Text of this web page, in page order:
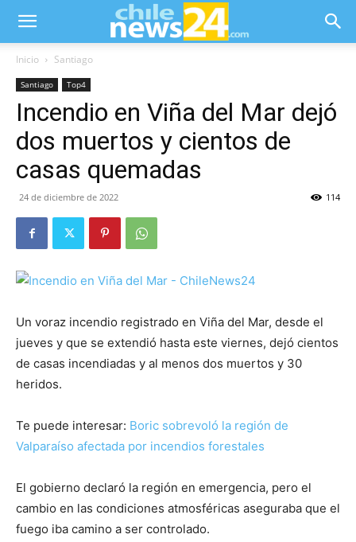
Inicio Santiago
Santiago Top4
Incendio en Viña del Mar dejó
dos muertos y cientos de
casas quemadas
24 de diciembre de 2022 114
Un voraz incendio registrado en Viña del Mar, desde el
jueves y que se extendió hasta este viernes, dejó cientos
de casas incendiadas y al menos dos muertos y 30
heridos.
Te puede interesar: Boric sobrevoló la región de
Valparaíso afectada por incendios forestales
El gobierno declaró la región en emergencia, pero el
cambio en las condiciones atmosféricas aseguraba que el
fuego iba camino a ser controlado.